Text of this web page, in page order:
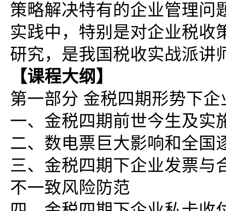
策略解决特有的企业管理问
实践中，特别是对企业税收
研究，是我国税收实战派讲
【课程大纲】
第一部分 金税四期形势下
一、金税四期前世今生及实
二、数电票巨大影响和全国
三、金税四期下企业发票与
不一致风险防范